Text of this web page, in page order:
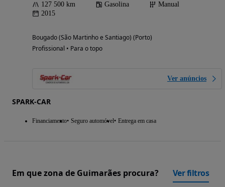
127 500 km Gasolina
Manual
2015
Bougado (São Martinho e Santiago) (Porto)
Profissional • Para o topo
Ver anúncios
SPARK-CAR
Financiamento Seguro automóvel Entrega em casa
Em que zona de Guimarães procura? Ver filtros